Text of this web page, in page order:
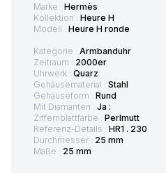
Marke : Hermès
Kollektion : Heure H
Modell : Heure H ronde
Kategorie : Armbanduhr
Zeitraum : 2000er
Uhrwerk : Quarz
Gehäusematerial : Stahl
Gehäuseform : Rund
Mit Diamanten : Ja :
Ziffernblattfarbe : Perlmutt
Referenz-Details : HR1 . 230
Durchmesser : 25 mm
Maße : 25 mm